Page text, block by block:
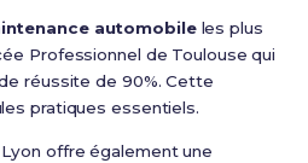
automobileles plus
Professionnel de Toulouse qui
réussite de 90%. Cette
pratiques essentiels.
offre également une